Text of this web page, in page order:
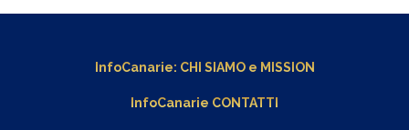
InfoCanarie: CHI SIAMOe MISSION
InfoCanarie CONTATTI